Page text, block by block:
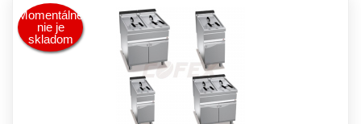
Momentálne
nie je
skladom